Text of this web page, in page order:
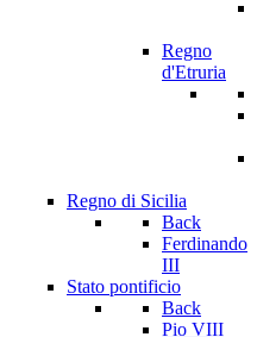
Regno
d'Etruria
Regno di Sicilia
Back
Ferdinando
III
Stato pontificio
Back
Pio VIII